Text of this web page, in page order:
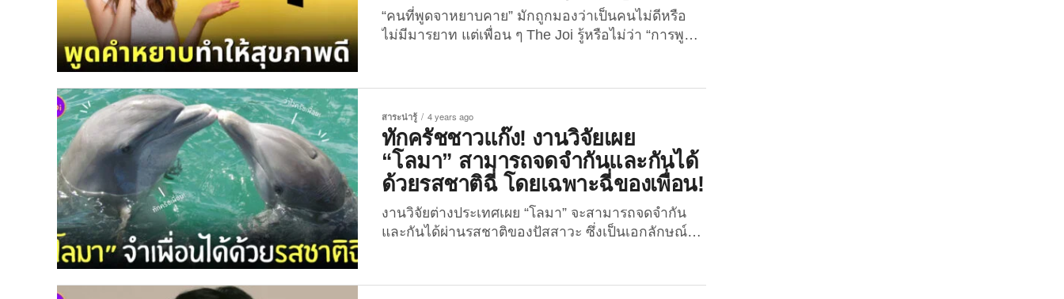
“คนที่พูดจาหยาบคาย” มักถูกมองว่าเป็นคนไม่ดีหรือ
ไม่มีมารยาท แต่เพื่อน ๆ The Joi รู้หรือไม่ว่า “การพูด
งานวิจัยต่างประเทศนี้ดู เว็บไซต์ข่าวและข้อมูล
สุขภาพจิต “Psych Central” ของสหรัฐฯ ได้เผยผลการ
วิจัยเกี่ยวกับ “การพูดคำหยาบ” ว่าไม่ได้เป็นสิ่งที่แย่
เสมอไป หรือเป็นเครื่องชี้วัดว่า คน ๆ นั้นเป็นคนไม่ดี...
สาระน่ารู้ 4 years ago
ทักครัชชาวแก๊ง! งานวิจัยเผย
“โลมา” สามารถจดจำกันและกันได้
ด้วยรสชาติฉี่ โดยเฉพาะฉี่ของเพื่อน!
งานวิจัยต่างประเทศเผย “โลมา” จะสามารถจดจำกัน
และกันได้ผ่านรสชาติของปัสสาวะ ซึ่งเป็นเอกลักษณ์ที่
Sciencealert ได้เผยบทความเกี่ยวกับ “โลมา” อ้างอิง